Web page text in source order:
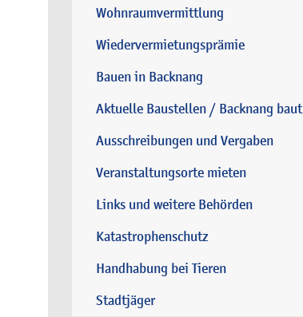
Wohnraumvermittlung
Wiedervermietungsprämie
Bauen in Backnang
Aktuelle Baustellen / Backnang baut
Ausschreibungen und Vergaben
Veranstaltungsorte mieten
Links und weitere Behörden
Katastrophenschutz
Handhabung bei Tieren
Stadtjäger